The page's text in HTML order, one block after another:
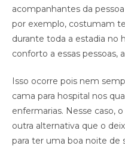
acompanhantes da
por exemplo, costumam
durante toda a estadia no
conforto a essas pessoas,
Isso ocorre pois nem
cama para hospital nos
enfermarias. Nesse caso,
outra alternativa que o
para ter uma boa noite